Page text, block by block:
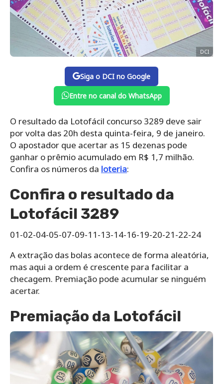
DCI
Siga o DCI no Google
Entre no canal do WhatsApp
O resultado da Lotofácil concurso 3289 deve sair
por volta das 20h desta quinta-feira, 9 de janeiro.
O apostador que acertar as 15 dezenas pode
ganhar o prêmio acumulado em R$ 1,7 milhão.
Confira os números da loteria:
Confira o resultado da
Lotofácil 3289
01-02-04-05-07-09-11-13-14-16-19-20-21-22-24
A extração das bolas acontece de forma aleatória,
mas aqui a ordem é crescente para facilitar a
checagem. Premiação pode acumular se ninguém
acertar.
Premiação da Lotofácil